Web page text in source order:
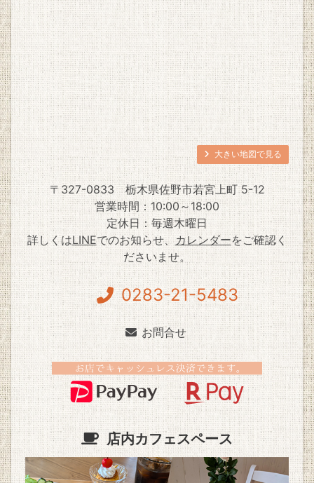
大きい地図で見る
〒327-0833
栃木県佐野市若宮上町 5-12
営業時間：10:00～18:00
定休日：毎週木曜日
詳しくはLINEでのお知らせ、 カレンダーをご確認く
ださいませ。
0283-21-5483
お問合せ
店内カフェスペース